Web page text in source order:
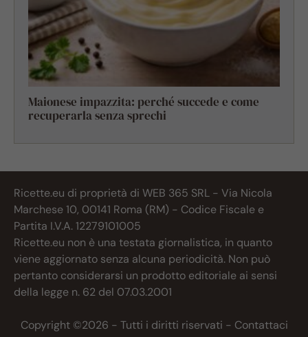
Maionese impazzita: perché succede e come
recuperarla senza sprechi
Ricette.eu di proprietà di WEB 365 SRL - Via Nicola
Marchese 10, 00141 Roma (RM) - Codice Fiscale e
Partita I.V.A. 12279101005
Ricette.eu non è una testata giornalistica, in quanto
viene aggiornato senza alcuna periodicità. Non può
pertanto considerarsi un prodotto editoriale ai sensi
della legge n. 62 del 07.03.2001
Copyright ©2026 - Tutti i diritti riservati - Contattaci